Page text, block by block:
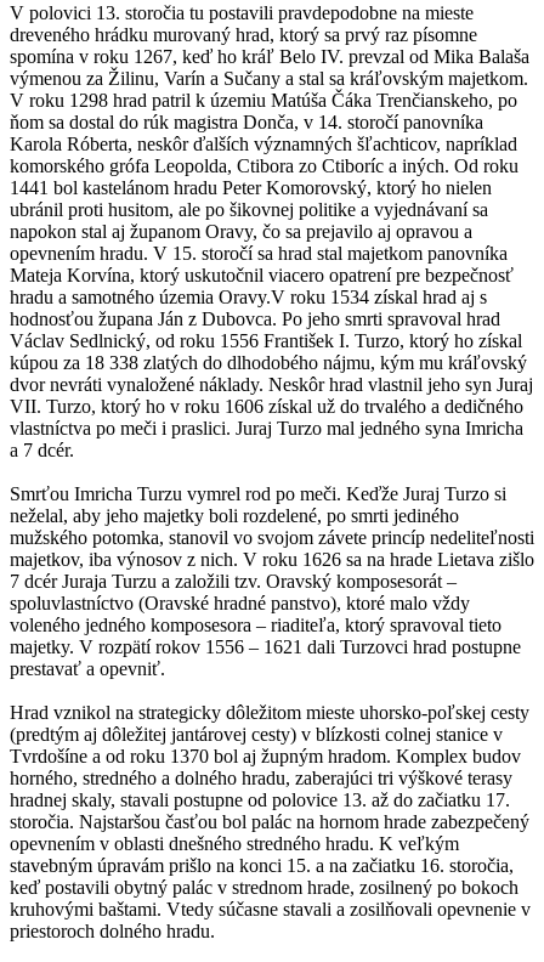
V polovici 13. storočia tu postavili pravdepodobne na mieste
dreveného hrádku murovaný hrad, ktorý sa prvý raz písomne
spomína v roku 1267, keď ho kráľ Belo IV. prevzal od Mika Balaša
výmenou za Žilinu, Varín a Sučany a stal sa kráľovským majetkom.
V roku 1298 hrad patril k územiu Matúša Čáka Trenčianskeho, po
ňom sa dostal do rúk magistra Donča, v 14. storočí panovníka
Karola Róberta, neskôr ďalších významných šľachticov, napríklad
komorského grófa Leopolda, Ctibora zo Ctiboríc a iných. Od roku
1441 bol kastelánom hradu Peter Komorovský, ktorý ho nielen
ubránil proti husitom, ale po šikovnej politike a vyjednávaní sa
napokon stal aj županom Oravy, čo sa prejavilo aj opravou a
opevnením hradu. V 15. storočí sa hrad stal majetkom panovníka
Mateja Korvína, ktorý uskutočnil viacero opatrení pre bezpečnosť
hradu a samotného územia Oravy.V roku 1534 získal hrad aj s
hodnosťou župana Ján z Dubovca. Po jeho smrti spravoval hrad
Václav Sedlnický, od roku 1556 František I. Turzo, ktorý ho získal
kúpou za 18 338 zlatých do dlhodobého nájmu, kým mu kráľovský
dvor nevráti vynaložené náklady. Neskôr hrad vlastnil jeho syn Juraj
VII. Turzo, ktorý ho v roku 1606 získal už do trvalého a dedičného
vlastníctva po meči i praslici. Juraj Turzo mal jedného syna Imricha
a 7 dcér.
Smrťou Imricha Turzu vymrel rod po meči. Keďže Juraj Turzo si
neželal, aby jeho majetky boli rozdelené, po smrti jediného
mužského potomka, stanovil vo svojom závete princíp nedeliteľnosti
majetkov, iba výnosov z nich. V roku 1626 sa na hrade Lietava zišlo
7 dcér Juraja Turzu a založili tzv. Oravský komposesorát –
spoluvlastníctvo (Oravské hradné panstvo), ktoré malo vždy
voleného jedného komposesora – riaditeľa, ktorý spravoval tieto
majetky. V rozpätí rokov 1556 – 1621 dali Turzovci hrad postupne
prestavať a opevniť.
Hrad vznikol na strategicky dôležitom mieste uhorsko-poľskej cesty
(predtým aj dôležitej jantárovej cesty) v blízkosti colnej stanice v
Tvrdošíne a od roku 1370 bol aj župným hradom. Komplex budov
horného, stredného a dolného hradu, zaberajúci tri výškové terasy
hradnej skaly, stavali postupne od polovice 13. až do začiatku 17.
storočia. Najstaršou časťou bol palác na hornom hrade zabezpečený
opevnením v oblasti dnešného stredného hradu. K veľkým
stavebným úpravám prišlo na konci 15. a na začiatku 16. storočia,
keď postavili obytný palác v strednom hrade, zosilnený po bokoch
kruhovými baštami. Vtedy súčasne stavali a zosilňovali opevnenie v
priestoroch dolného hradu.